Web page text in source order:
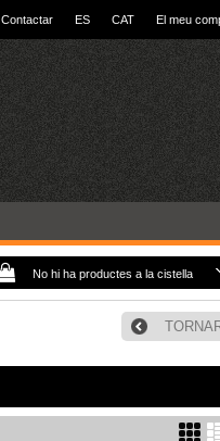
Contactar ES CAT El meu
No hi ha productes a la cistella